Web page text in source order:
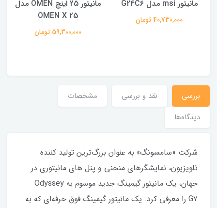
مانیتور msi مدل G24C6
40,730,000 تومان
مانیتور 25 اینچ OMEN مدل
OMEN X 25
59,300,000 تومان
بررسی نقد و بررسى
مشخصات
دیدگاه‌ها
شرکت «سامسونگ» به عنوان بزرگ‌ترین تولید کننده
تلویزیون، نمایشگرهای منحنی و پنل های مانیتوری در
جهان، یک مانیتور گیمینگ جدید موسوم به Odyssey
G7 را معرفی کرد. یک مانیتور گیمینگ فوق حرفه‌ای که به